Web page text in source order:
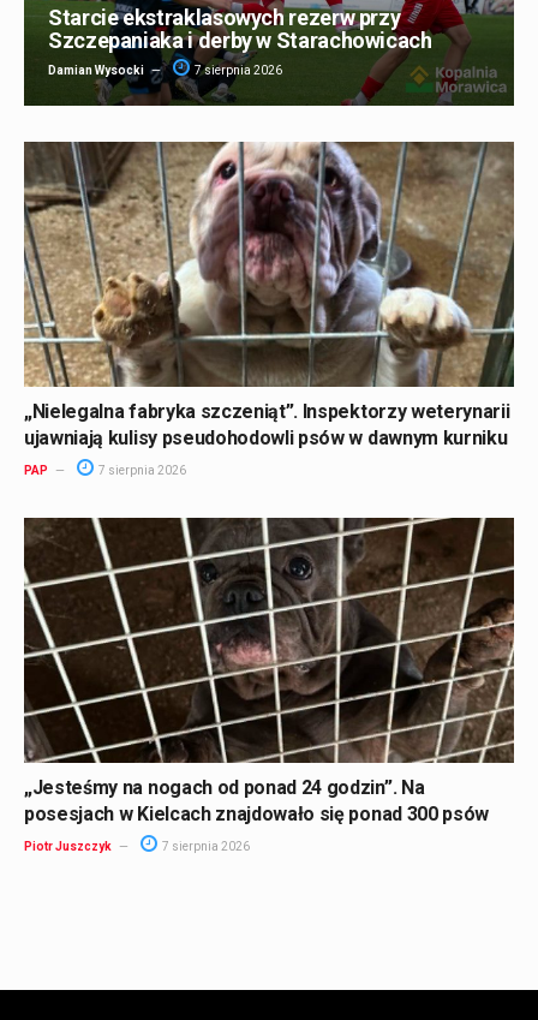
Starcie ekstraklasowych rezerw przy
Szczepaniaka i derby w Starachowicach
Damian Wysocki 7 sierpnia 2026
„Nielegalna fabryka szczeniąt”. Inspektorzy weterynarii
ujawniają kulisy pseudohodowli psów w dawnym kurniku
PAP 7 sierpnia 2026
„Jesteśmy na nogach od ponad 24 godzin”. Na
posesjach w Kielcach znajdowało się ponad 300 psów
Piotr Juszczyk 7 sierpnia 2026